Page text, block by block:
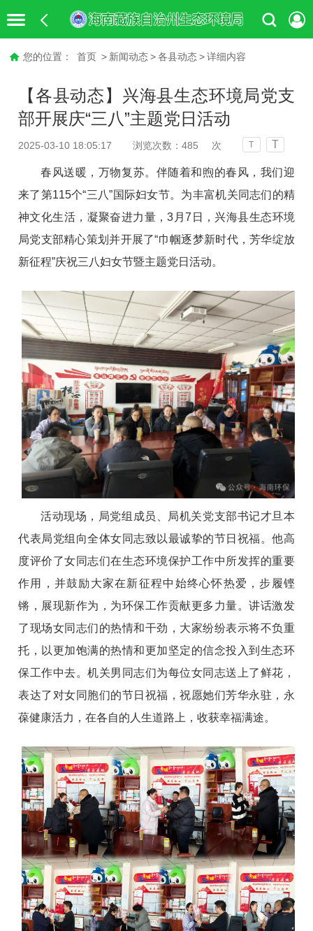
您的位置： 首页 > 新闻动态 > 各县动态 > 详细内容
【各县动态】兴海县生态环境局党支
部开展庆“三八”主题党日活动
2025-03-10 18:05:17 浏览次数：485 次 T T
春风送暖，万物复苏。伴随着和煦的春风，我们迎
来了第115个“三八”国际妇女节。为丰富机关同志们的精
神文化生活，凝聚奋进力量，3月7日，兴海县生态环境
局党支部精心策划并开展了“巾帼逐梦新时代，芳华绽放
新征程”庆祝三八妇女节暨主题党日活动。
活动现场，局党组成员、局机关党支部书记才旦本
代表局党组向全体女同志致以最诚挚的节日祝福。他高
度评价了女同志们在生态环境保护工作中所发挥的重要
作用，并鼓励大家在新征程中始终心怀热爱，步履铿
锵，展现新作为，为环保工作贡献更多力量。讲话激发
了现场女同志们的热情和干劲，大家纷纷表示将不负重
托，以更加饱满的热情和更加坚定的信念投入到生态环
保工作中去。机关男同志们为每位女同志送上了鲜花，
表达了对女同胞们的节日祝福，祝愿她们芳华永驻，永
葆健康活力，在各自的人生道路上，收获幸福满途。